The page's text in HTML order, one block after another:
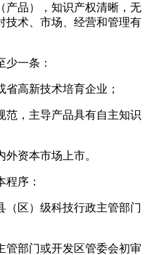
产品），知识产权清晰，无
技术、市场、经营和管理有
一条：
省高新技术培育企业；
范，主导产品具有自主知识
外资本市场上市。
序：
（区）级科技行政主管部门
管部门或开发区管委会初审